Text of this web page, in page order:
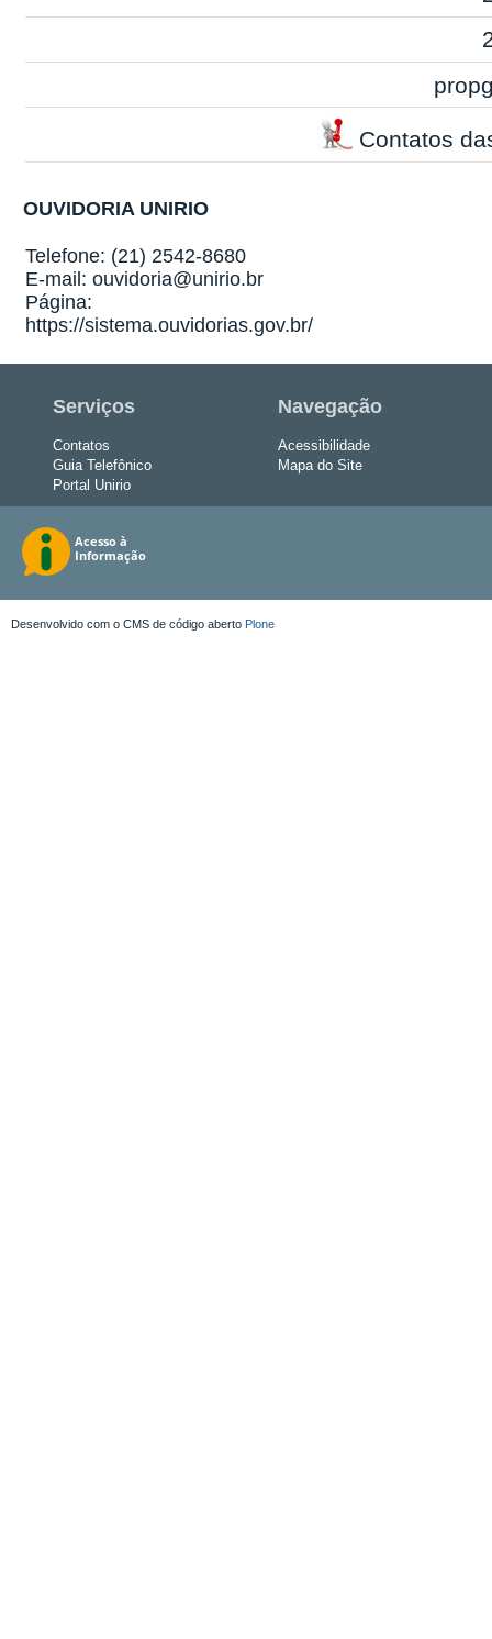
Contatos
OUVIDORIA UNIRIO
Telefone: (21) 2542-8680
E-mail: ouvidoria@unirio.br
Página:
https://sistema.ouvidorias.gov.br/
Serviços
Contatos
Guia Telefônico
Portal Unirio
Navegação
Acessibilidade
Mapa do Site
Desenvolvido com o CMS de código aberto Plone